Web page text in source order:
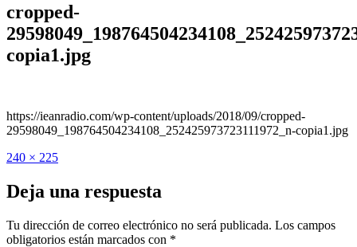
cropped-
copia1.jpg
https://ieanradio.com/wp-content/uploads/2018/09/cropped-
29598049_198764504234108_252425973723111972_n-copia1.jpg
Publicado
Tamaño
240 × 225
Deja una respuesta
Tu dirección de correo electrónico no será publicada. Los campos
obligatorios están marcados con *